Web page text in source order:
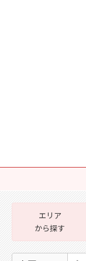
エリア
から探す